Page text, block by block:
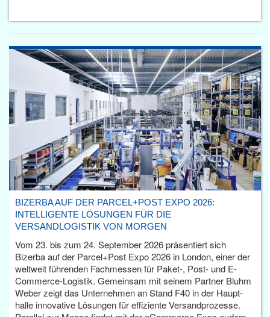
BIZERBA AUF DER PARCEL+POST EXPO 2026:
INTELLIGENTE LÖSUNGEN FÜR DIE
VERSANDLOGISTIK VON MORGEN
Vom 23. bis zum 24. September 2026 präsentiert sich
Bizerba auf der Parcel+Post Expo 2026 in London, einer der
weltweit führenden Fachmessen für Paket-, Post- und E-
Commerce-Logistik. Gemeinsam mit seinem Partner Bluhm
Weber zeigt das Unternehmen an Stand F40 in der Haupt­
halle innovative Lösungen für effiziente Versandprozesse.